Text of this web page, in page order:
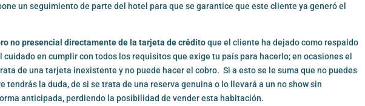
un seguimiento de parte del hotel para que se garantice que este cliente ya generó el
no presencial directamente de la tarjeta de créditoque el cliente ha dejado como respaldo
en cumplir con todos los requisitos que exige tu país para hacerlo; en ocasiones el
de una tarjeta inexistente y no puede hacer el cobro. Si a esto se le suma que no puedes
tendrás la duda, de si se trata de una reserva genuina o lo llevará a un no show sin
anticipada, perdiendo la posibilidad de vender esta habitación.